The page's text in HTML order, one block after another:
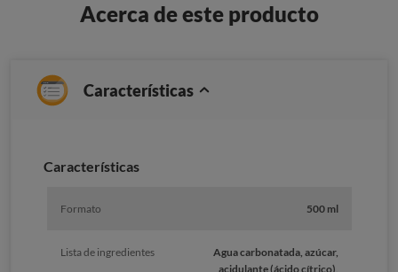
Acerca de este producto
Características
Caracterí­sticas
Formato 500 ml
Lista de ingredientes
Agua carbonatada, azúcar,
acidulante (ácido cítrico),